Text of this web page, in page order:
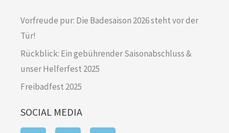
Vorfreude pur: Die Badesaison 2026 steht vor der
Tür!
Rückblick: Ein gebührender Saisonabschluss &
unser Helferfest 2025
Freibadfest 2025
SOCIAL MEDIA